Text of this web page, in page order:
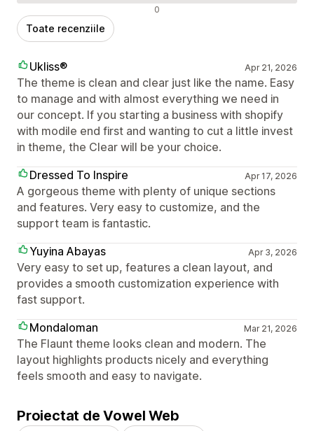
Recenzii negative 0
Toate recenziile
Ukliss® Apr 21, 2026
The theme is clean and clear just like the name. Easy
to manage and with almost everything we need in
our concept. If you starting a business with shopify
with modile end first and wanting to cut a little invest
in theme, the Clear will be your choice.
Dressed To Inspire
Apr 17, 2026
A gorgeous theme with plenty of unique sections
and features. Very easy to customize, and the
support team is fantastic.
Yuyina Abayas
Apr 3, 2026
Very easy to set up, features a clean layout, and
provides a smooth customization experience with
fast support.
Mondaloman
Mar 21, 2026
The Flaunt theme looks clean and modern. The
layout highlights products nicely and everything
feels smooth and easy to navigate.
Proiectat de Vowel Web